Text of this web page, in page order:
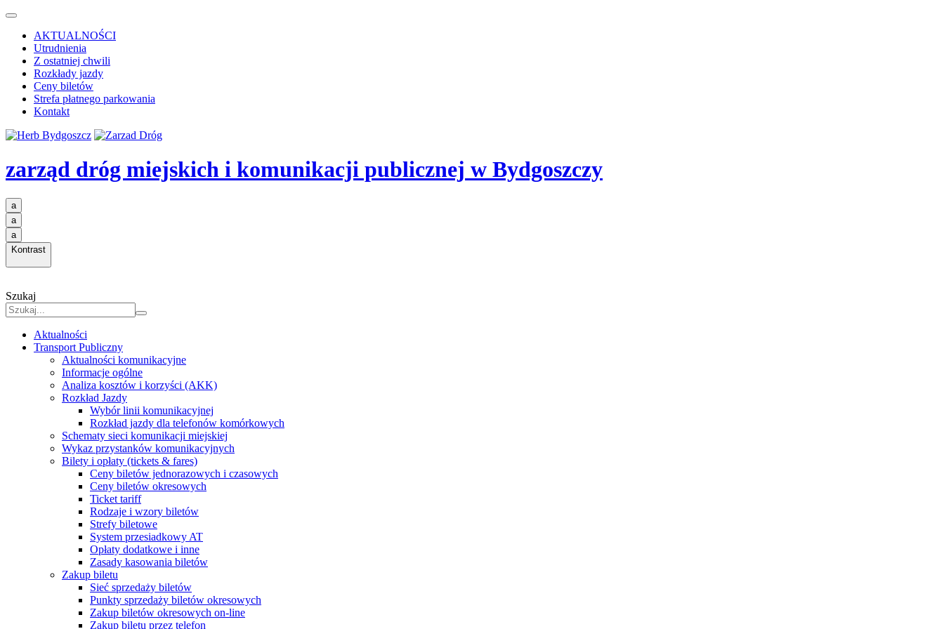
AKTUALNOŚCI
Utrudnienia
Z ostatniej chwili
Rozkłady jazdy
Ceny biletów
Strefa płatnego parkowania
Kontakt
zarząd dróg miejskich i komunikacji publicznej w Bydgoszczy
a
a
a
Kontrast
Szukaj
Aktualności
Transport Publiczny
Aktualności komunikacyjne
Informacje ogólne
Analiza kosztów i korzyści (AKK)
Rozkład Jazdy
Wybór linii komunikacyjnej
Rozkład jazdy dla telefonów komórkowych
Schematy sieci komunikacji miejskiej
Wykaz przystanków komunikacyjnych
Bilety i opłaty (tickets & fares)
Ceny biletów jednorazowych i czasowych
Ceny biletów okresowych
Ticket tariff
Rodzaje i wzory biletów
Strefy biletowe
System przesiadkowy AT
Opłaty dodatkowe i inne
Zasady kasowania biletów
Zakup biletu
Sieć sprzedaży biletów
Punkty sprzedaży biletów okresowych
Zakup biletów okresowych on-line
Zakup biletu przez telefon